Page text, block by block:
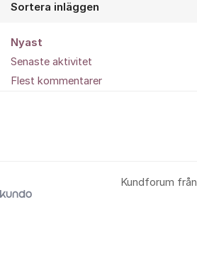
Sortera inläggen
Nyast
Senaste aktivitet
Flest kommentarer
Kundforum från